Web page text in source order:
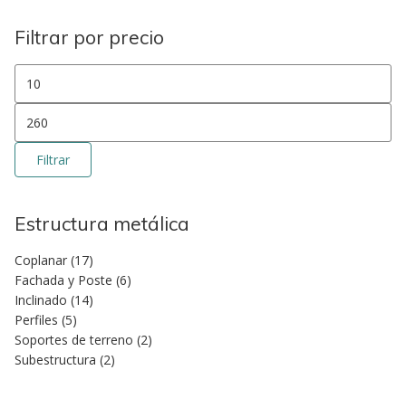
Filtrar por precio
Precio mínimo
Precio máximo
Filtrar
Estructura metálica
Coplanar (17)
Fachada y Poste (6)
Inclinado (14)
Perfiles (5)
Soportes de terreno (2)
Subestructura (2)